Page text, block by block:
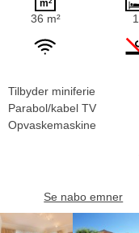
36 m² 1
Tilbyder miniferie
Parabol/kabel TV
Opvaskemaskine
Se nabo emner